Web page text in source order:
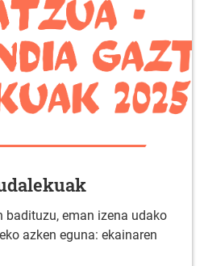
badituzu, eman izena udako
azken eguna: ekainaren